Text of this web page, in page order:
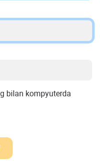
bilan kompyuterda